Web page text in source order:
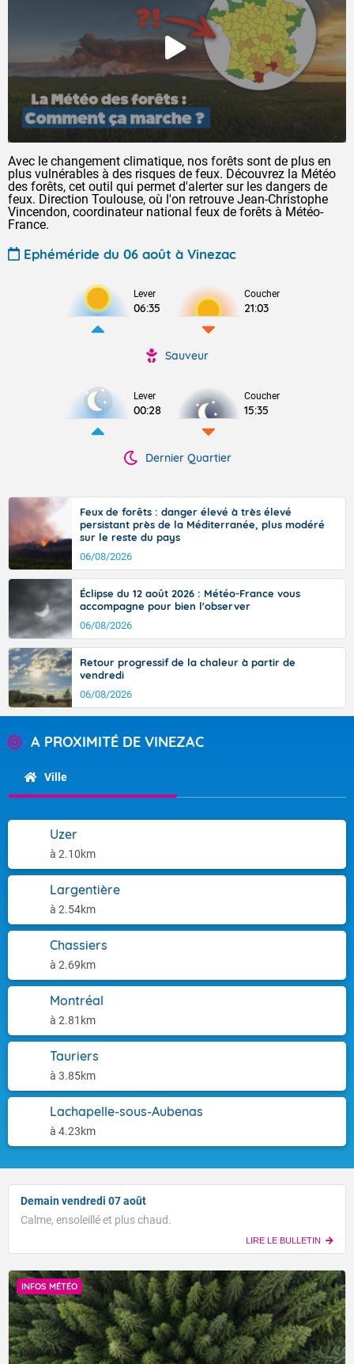
Avec le changement climatique, nos forêts sont de plus en
plus vulnérables à des risques de feux. Découvrez la Météo
des forêts, cet outil qui permet d'alerter sur les dangers de
feux. Direction Toulouse, où l'on retrouve Jean-Christophe
Vincendon, coordinateur national feux de forêts à Météo-
France.
Ephéméride du 06 août à Vinezac
Lever
06:35
Coucher
21:03
Sauveur
Lever
00:28
Coucher
15:35
Dernier Quartier
Feux de forêts : danger élevé à très élevé
persistant près de la Méditerranée, plus modéré
sur le reste du pays
06/08/2026
Éclipse du 12 août 2026 : Météo-France vous
accompagne pour bien l'observer
06/08/2026
Retour progressif de la chaleur à partir de
vendredi
06/08/2026
A PROXIMITÉ DE VINEZAC
Ville
Uzer
à 2.10km
Largentière
à 2.54km
Chassiers
à 2.69km
Montréal
à 2.81km
Tauriers
à 3.85km
Lachapelle-sous-Aubenas
à 4.23km
Demain vendredi 07 août
Calme, ensoleillé et plus chaud.
LIRE LE BULLETIN
INFOS MÉTÉO